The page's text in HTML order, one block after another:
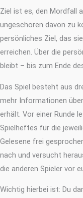
Ziel ist es, den Mordfall
ungeschoren davon zu
persönliches Ziel, das
erreichen. Über die
bleibt – bis zum Ende
Das Spiel besteht aus
mehr Informationen
erhält. Vor einer Runde
Spielheftes für die
Gelesene frei
nach und versucht
die anderen Spieler vor
Wichtig hierbei ist: Du